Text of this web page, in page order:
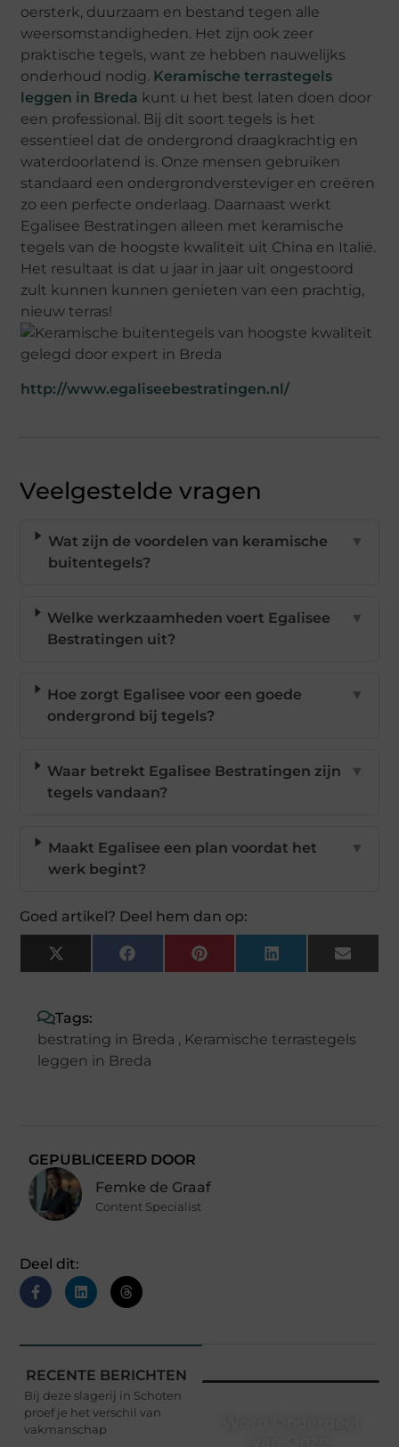
oersterk, duurzaam en bestand tegen alle
weersomstandigheden. Het zijn ook zeer
praktische tegels, want ze hebben nauwelijks
onderhoud nodig. Keramische terrastegels
leggen in Breda kunt u het best laten doen door
een professional. Bij dit soort tegels is het
essentieel dat de ondergrond draagkrachtig en
waterdoorlatend is. Onze mensen gebruiken
standaard een ondergrondversteviger en creëren
zo een perfecte onderlaag. Daarnaast werkt
Egalisee Bestratingen alleen met keramische
tegels van de hoogste kwaliteit uit China en Italië.
Het resultaat is dat u jaar in jaar uit ongestoord
zult kunnen kunnen genieten van een prachtig,
nieuw terras!
http://www.egaliseebestratingen.nl/
Veelgestelde vragen
Wat zijn de voordelen van keramische
buitentegels?
▼
Welke werkzaamheden voert Egalisee
Bestratingen uit?
▼
Hoe zorgt Egalisee voor een goede
ondergrond bij tegels?
▼
Waar betrekt Egalisee Bestratingen zijn
tegels vandaan?
▼
Maakt Egalisee een plan voordat het
werk begint?
▼
Goed artikel? Deel hem dan op:
X
(Twitter)
FacebookPinterestLinkedIn Email
Tags:
bestrating in Breda , Keramische terrastegels
leggen in Breda
GEPUBLICEERD DOOR
Femke de Graaf
Content Specialist
Deel dit:
RECENTE BERICHTEN
Bij deze slagerij in Schoten
proef je het verschil van
vakmanschap